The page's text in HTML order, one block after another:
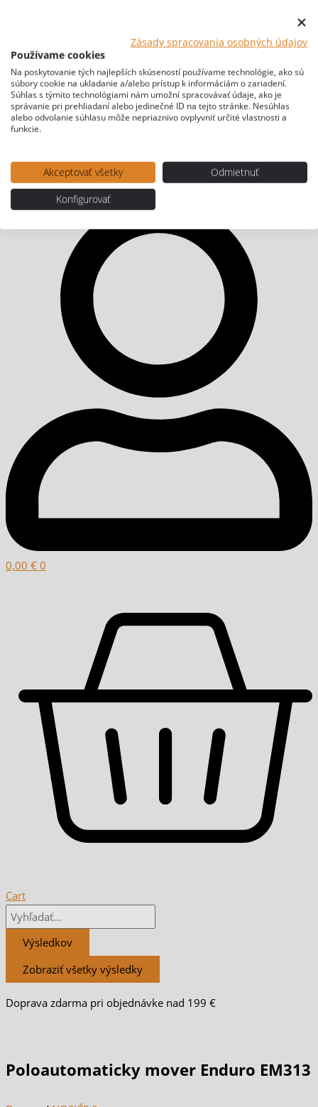
0,00 € 0
Cart
Výsledkov
Zobraziť všetky výsledky
Doprava zdarma pri objednávke nad 199 €
Poloautomaticky mover Enduro EM313
Zásady spracovania osobných údajov
Používame cookies
Na poskytovanie tých najlepších skúseností používame technológie, ako sú
súbory cookie na ukladanie a/alebo prístup k informáciám o zariadení.
Súhlas s týmito technológiami nám umožní spracovávať údaje, ako je
správanie pri prehliadaní alebo jedinečné ID na tejto stránke. Nesúhlas
alebo odvolanie súhlasu môže nepriaznivo ovplyvniť určité vlastnosti a
funkcie.
Akceptovať všetky
Odmietnuť
Konfigurovať